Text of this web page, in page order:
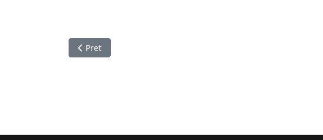
Prethodni članak: Tisak na sportsku opremu
Pret